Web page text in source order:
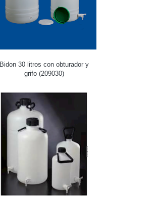
Bidon 30 litros con obturador y
grifo (209030)